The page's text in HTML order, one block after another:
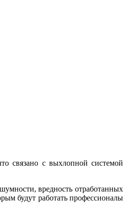
связано с выхлопной системой
вредность отработанных
будут работать профессионалы